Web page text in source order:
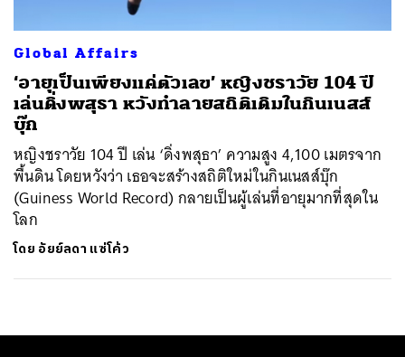
Global Affairs
‘อายุเป็นเพียงแค่ตัวเลข’ หญิงชราวัย 104 ปี
เล่นดิ่งพสุธา หวังทำลายสถิติเดิมในกินเนสส์
บุ๊ก
หญิงชราวัย 104 ปี เล่น ‘ดิ่งพสุธา’ ความสูง 4,100 เมตรจาก
พื้นดิน โดยหวังว่า เธอจะสร้างสถิติใหม่ในกินเนสส์บุ๊ก
(Guiness World Record) กลายเป็นผู้เล่นที่อายุมากที่สุดใน
โลก
โดย อัยย์ลดา แซ่โค้ว
SHARE TWEET LINE EMAIL